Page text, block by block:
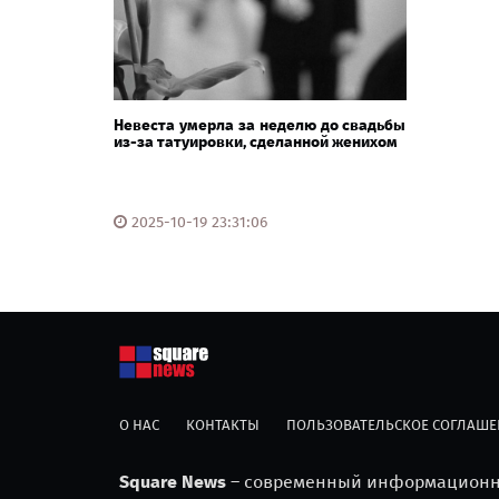
Невеста умерла за неделю до свадьбы
из-за татуировки, сделанной женихом
2025-10-19 23:31:06
О НАС КОНТАКТЫ ПОЛЬЗОВАТЕЛЬСКОЕ
Square News – современный